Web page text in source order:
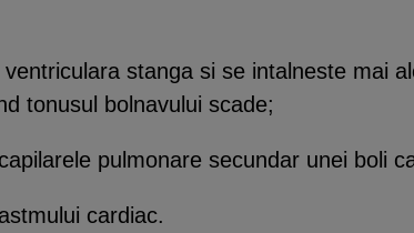
stanga si se intalneste mai
tonusul bolnavului scade;
pulmonare secundar unei boli
cardiac.